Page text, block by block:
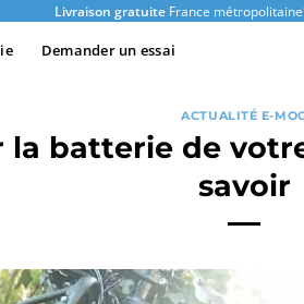
Livraison gratuite France
Demander un essai
ACTUALITÉ E-
la batterie de
savoir